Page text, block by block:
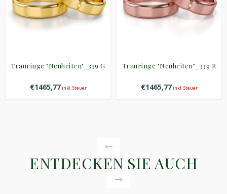
Trauringe "Neuheiten"_339 G
€1465,77inkl. Steuer
Trauringe "Neuheiten"_339 R
€1465,77inkl. Steuer
ENTDECKEN SIE AUCH